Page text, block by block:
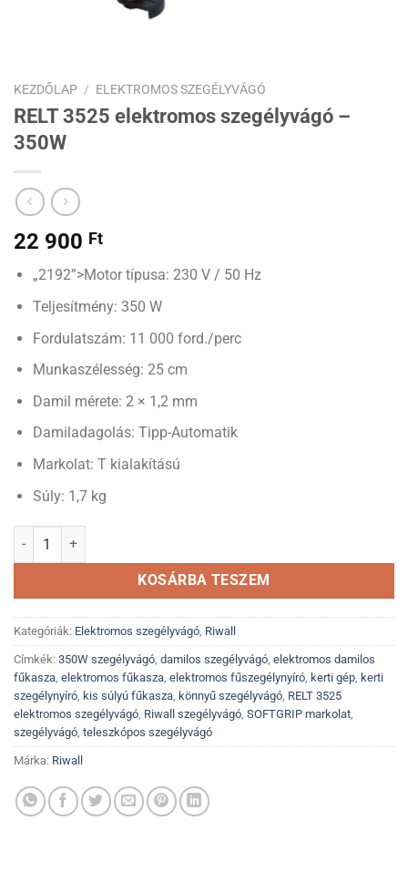
KEZDŐLAP / ELEKTROMOS SZEGÉLYVÁGÓ
RELT 3525 elektromos szegélyvágó –
350W
22 900 Ft
„2192”>Motor típusa: 230 V / 50 Hz
Teljesítmény: 350 W
Fordulatszám: 11 000 ford./perc
Munkaszélesség: 25 cm
Damil mérete: 2 × 1,2 mm
Damiladagolás: Tipp-Automatik
Markolat: T kialakítású
Súly: 1,7 kg
RELT 3525 elektromos szegélyvágó - 350W mennyiség
KOSÁRBA TESZEM
Kategóriák: Elektromos szegélyvágó, Riwall
Címkék: 350W szegélyvágó, damilos szegélyvágó, elektromos damilos
fűkasza, elektromos fűkasza, elektromos fűszegélynyíró, kerti gép, kerti
szegélynyíró, kis súlyú fűkasza, könnyű szegélyvágó, RELT 3525
elektromos szegélyvágó, Riwall szegélyvágó, SOFTGRIP markolat,
szegélyvágó, teleszkópos szegélyvágó
Márka: Riwall